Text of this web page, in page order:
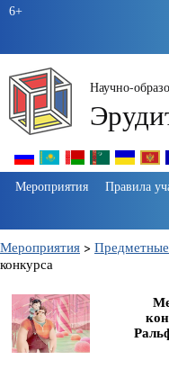
6+
Научно-
Мероприятия Правила
Мероприятия >
конкурса